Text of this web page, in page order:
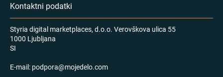
Kontaktni podatki
Styria digital marketplaces, d.o.o. Verovškova ulica 55
1000 Ljubljana
SI
E-mail: podpora@mojedelo.com